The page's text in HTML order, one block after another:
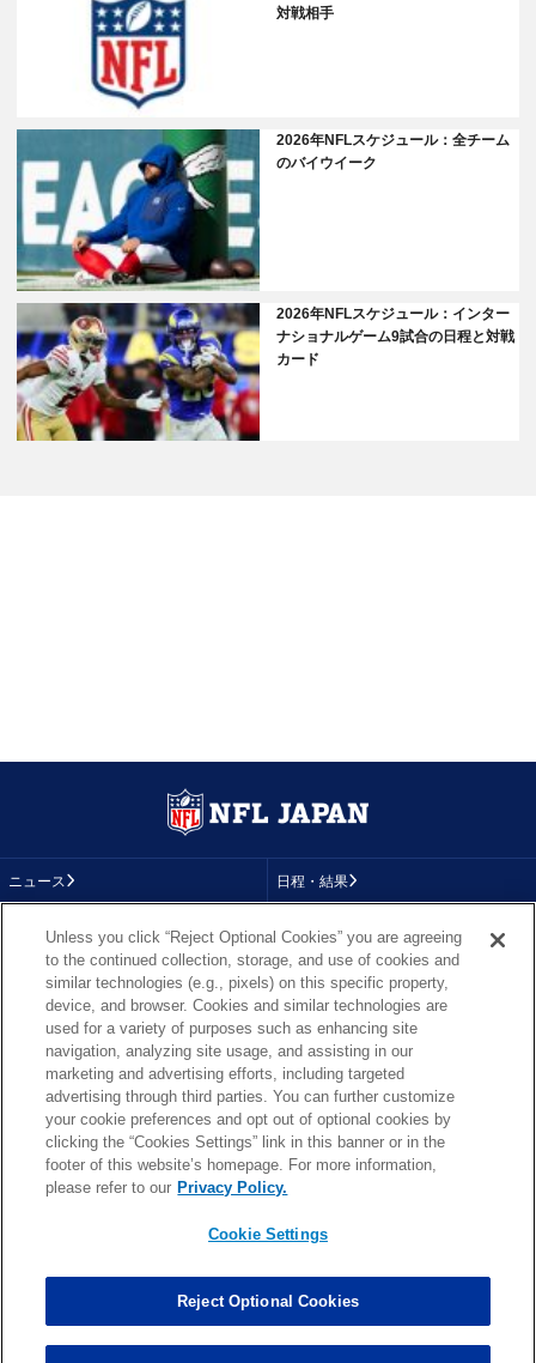
対戦相手
2026年NFLスケジュール：全チーム
のバイウイーク
2026年NFLスケジュール：インター
ナショナルゲーム9試合の日程と対戦
カード
ニュース 日程・結果
コラム テレビ
画像
チーム 順位表
選手成績 About NFL
More NFL 特集
TOP お問い合わせ
プライバシーポリシー プライバシー設定
Copyright © LY Corporation. All Rights Reserved.
PHOTO BY AP Images / PHOTO BY Getty Images
Unless you click “Reject Optional Cookies” you are agreeing
to the continued collection, storage, and use of cookies and
similar technologies (e.g., pixels) on this specific property,
device, and browser. Cookies and similar technologies are
used for a variety of purposes such as enhancing site
navigation, analyzing site usage, and assisting in our
marketing and advertising efforts, including targeted
advertising through third parties. You can further customize
your cookie preferences and opt out of optional cookies by
clicking the “Cookies Settings” link in this banner or in the
footer of this website’s homepage. For more information,
please refer to our Privacy Policy.
Cookie Settings
Reject Optional Cookies